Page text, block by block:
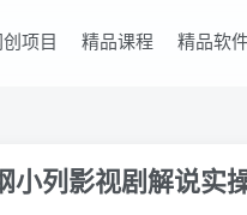
项目 精品课程 精品软
小列影视剧解说实